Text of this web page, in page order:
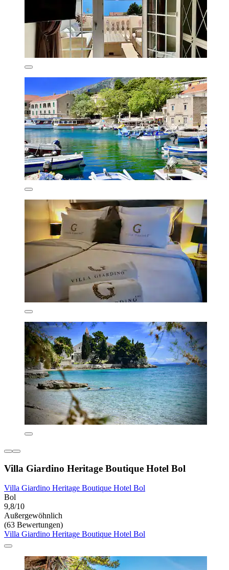
Villa Giardino Heritage Boutique Hotel Bol
Villa Giardino Heritage Boutique Hotel Bol
Bol
9,8/10
Außergewöhnlich
(63 Bewertungen)
Villa Giardino Heritage Boutique Hotel Bol